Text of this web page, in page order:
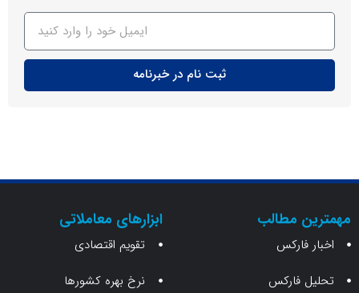
ثبت نام در خبرنامه
مطالب
فارکس
فارکس
ابزارهای معاملاتی
تقویم اقتصادی
نرخ بهره کشورها